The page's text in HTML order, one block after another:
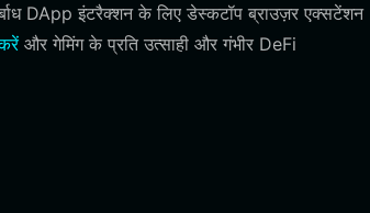
DApp इंटरैक्शन के लिए डेस्कटॉप ब्राउज़र एक्सटेंशन
और गेमिंग के प्रति उत्साही और गंभीर DeFi